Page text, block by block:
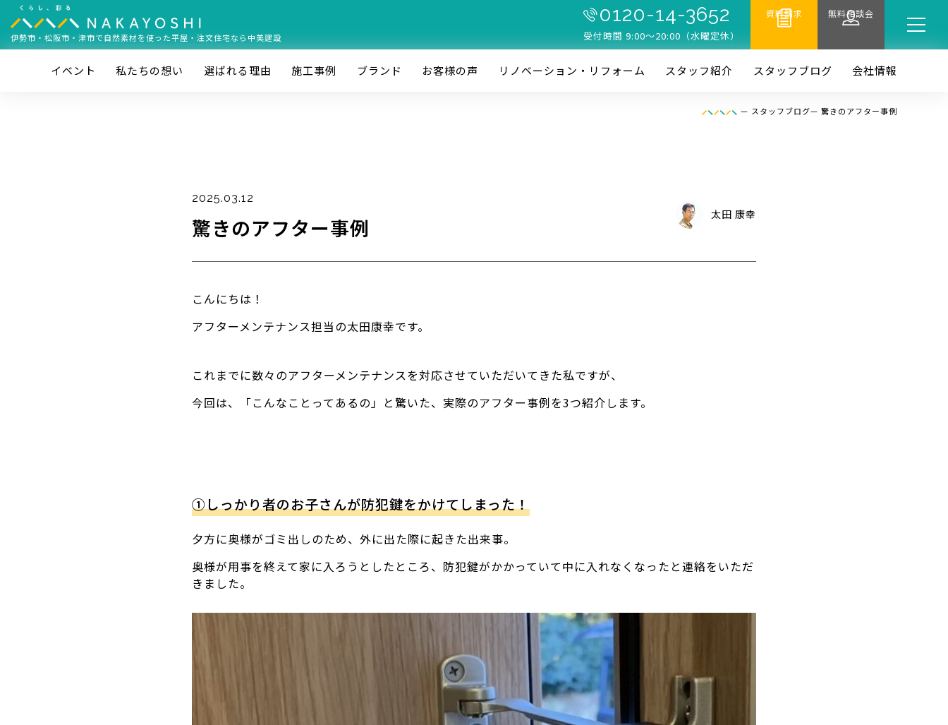
伊勢市・松阪市・津市で自然素材を使った平屋・注文住宅なら中美建設
0120-14-3652
受付時間 9:00〜20:00（水曜定休）
資料請求 無料相談会
イベント 私たちの想い 選ばれる理由 施⼯事例 ブランド お客様の声 リノベーション・リフォーム スタッフ紹介 スタッフブログ 会社情報
— スタッフブログ— 驚きのアフター事例
2025.03.12
驚きのアフター事例 太田 康幸
こんにちは！
アフターメンテナンス担当の太田康幸です。
これまでに数々のアフターメンテナンスを対応させていただいてきた私ですが、
今回は、「こんなことってあるの」と驚いた、実際のアフター事例を3つ紹介します。
①しっかり者のお子さんが防犯鍵をかけてしまった！
夕方に奥様がゴミ出しのため、外に出た際に起きた出来事。
奥様が用事を終えて家に入ろうとしたところ、防犯鍵がかかっていて中に入れなくなったと連絡をいただ
きました。